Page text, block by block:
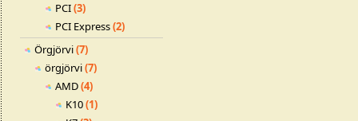
PCI(3)
PCI Express(2)
Örgjörvi(7)
örgjörvi(7)
AMD(4)
K10(1)